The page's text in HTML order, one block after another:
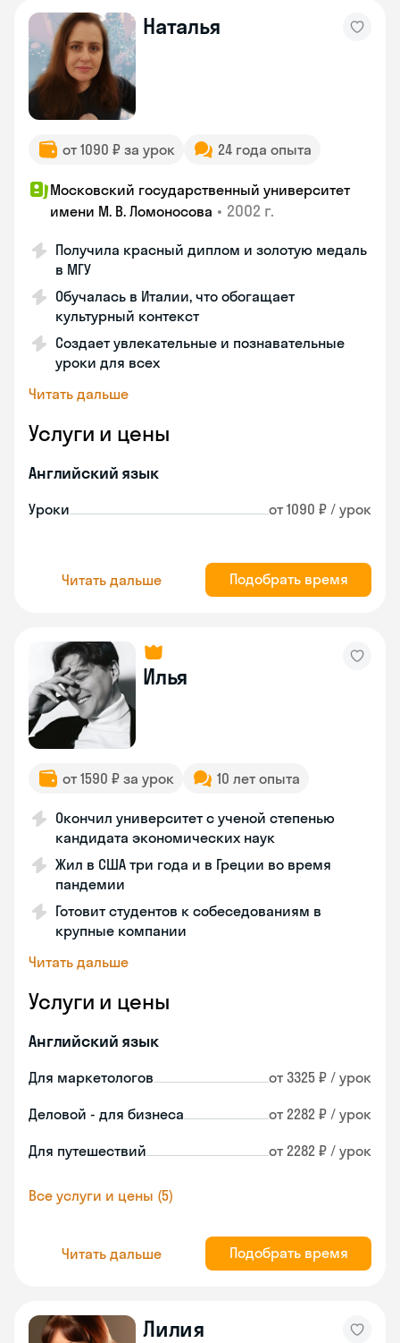
Наталья
от 1090 ₽ за урок 24 года опыта
Московский государственный университет
имени М. В. Ломоносова • 2002 г.
Получила красный диплом и золотую медаль
в МГУ
Обучалась в Италии, что обогащает
культурный контекст
Создает увлекательные и познавательные
уроки для всех
Читать дальше
Услуги и цены
Английский язык
Уроки от 1090 ₽ / урок
Читать дальше Подобрать время
Илья
от 1590 ₽ за урок 10 лет опыта
Окончил университет с ученой степенью
кандидата экономических наук
Жил в США три года и в Греции во время
пандемии
Готовит студентов к собеседованиям в
крупные компании
Читать дальше
Услуги и цены
Английский язык
Для маркетологов от 3325 ₽ / урок
Деловой - для бизнеса от 2282 ₽ / урок
Для путешествий от 2282 ₽ / урок
Все услуги и цены (5)
Читать дальше Подобрать время
Лилия